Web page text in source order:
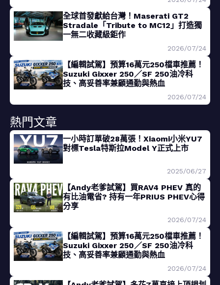
全球首發獻給台灣！Maserati GT2
Stradale「Tribute to MC12」打造獨
一無二收藏級鉅作
2026/07/24
【編輯試駕】預算16萬元250檔車推薦！
Suzuki Gixxer 250／SF 250油冷科
技、高妥善率兼顧通勤與熱血
2026/07/24
熱門文章
一小時訂單破28萬張！Xiaomi小米YU7
對標Tesla特斯拉Model Y正式上市
2025/06/27
【Andy老爹試駕】買RAV4 PHEV 真的
有比油電省? 持有一年PRIUS PHEV心得
分享
2026/07/24
【編輯試駕】預算16萬元250檔車推薦！
Suzuki Gixxer 250／SF 250油冷科
技、高妥善率兼顧通勤與熱血
2026/07/24